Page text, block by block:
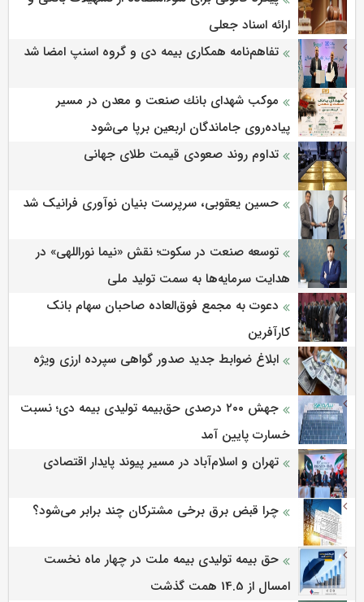
ارائه اسناد جعلی
تفاهم‌نامه همکاری بیمه دی و گروه اسنپ امضا شد
موكب شهدای بانك صنعت و معدن در مسیر
پیاده‌روی جاماندگان اربعین برپا می‌شود
تداوم روند صعودی قیمت طلای جهانی
حسین یعقوبی، سرپرست بنیان نوآوری فرانیک شد
توسعه صنعت در سکوت؛ نقش «نیما نوراللهی» در
هدایت سرمایه‌ها به سمت تولید ملی
دعوت به مجمع فوق‌العاده صاحبان سهام بانک
کارآفرین
ابلاغ ضوابط جدید صدور گواهی سپرده ارزی ویژه
جهش ۲۰۰ درصدی حق‌بیمه تولیدی بیمه دی؛ نسبت
خسارت پایین آمد
تهران و اسلام‌آباد در مسیر پیوند پایدار اقتصادی
چرا قبض برق برخی مشترکان چند برابر می‌شود؟
حق بیمه تولیدی بیمه ملت در چهار ماه نخست
امسال از 14.5 همت گذشت